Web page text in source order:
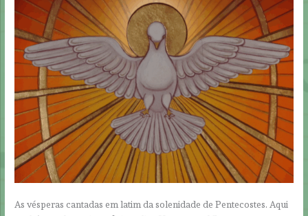
As vésperas cantadas em latim da solenidade de Pentecostes. Aqui